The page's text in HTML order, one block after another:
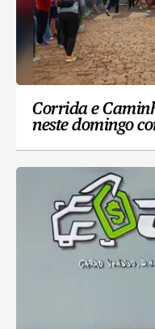
Corrida e
neste domingo